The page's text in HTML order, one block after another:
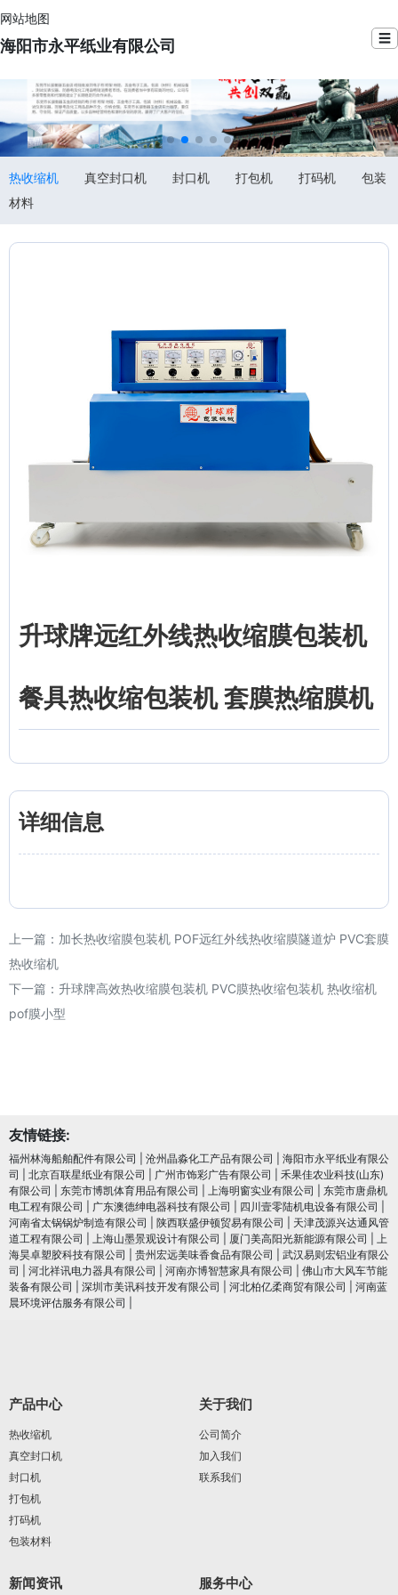
网站地图
海阳市永平纸业有限公司 ☰
热收缩机 真空封口机 封口机 打包机 打码机
包装
材料
升球牌远红外线热收缩膜包装机
餐具热收缩包装机 套膜热缩膜机
详细信息
上一篇： 加长热收缩膜包装机 POF远红外线热收缩膜隧道炉 PVC套膜
热收缩机
下一篇： 升球牌高效热收缩膜包装机 PVC膜热收缩包装机 热收缩机
pof膜小型
友情链接:
福州林海船舶配件有限公司 沧州晶淼化工产品有限公司
海阳市永平纸业有限公
司
北京百联星纸业有限公司 广州市饰彩广告有限公司
禾果佳农业科技(山东)
有限公司
东莞市博凯体育用品有限公司 上海明窗实业有限公司
东莞市唐鼎机
电工程有限公司
广东澳德绅电器科技有限公司 四川壹零陆机电设备有限公司
河南省太锅锅炉制造有限公司
陕西联盛伊顿贸易有限公司
天津茂源兴达通风管
道工程有限公司
上海山墨景观设计有限公司 厦门美高阳光新能源有限公司
上
海昊卓塑胶科技有限公司
贵州宏远美味香食品有限公司
武汉易则宏铝业有限公
司
河北祥讯电力器具有限公司 河南亦博智慧家具有限公司
佛山市大风车节能
装备有限公司
深圳市美讯科技开发有限公司 河北柏亿柔商贸有限公司
河南蓝
晨环境评估服务有限公司
产品中心
热收缩机
真空封口机
封口机
打包机
打码机
包装材料
关于我们
公司简介
加入我们
联系我们
新闻资讯 服务中心